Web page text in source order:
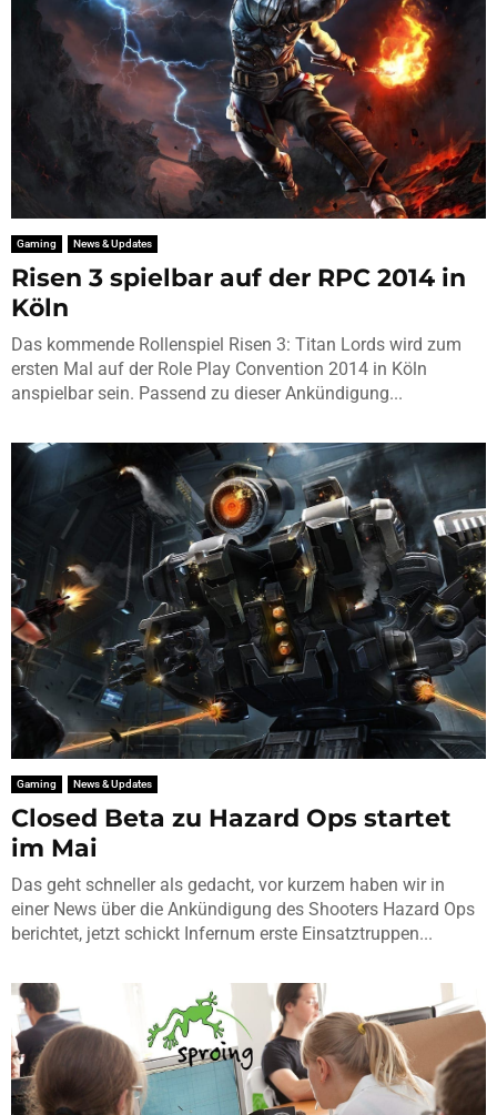
Gaming News & Updates
Risen 3 spielbar auf der RPC 2014 in
Köln
Das kommende Rollenspiel Risen 3: Titan Lords wird zum
ersten Mal auf der Role Play Convention 2014 in Köln
anspielbar sein. Passend zu dieser Ankündigung...
Gaming News & Updates
Closed Beta zu Hazard Ops startet
im Mai
Das geht schneller als gedacht, vor kurzem haben wir in
einer News über die Ankündigung des Shooters Hazard Ops
berichtet, jetzt schickt Infernum erste Einsatztruppen...